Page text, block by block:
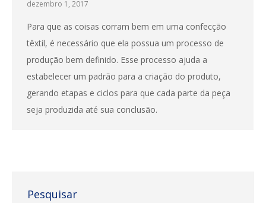
dezembro 1, 2017
Para que as coisas corram bem em uma confecção
têxtil, é necessário que ela possua um processo de
produção bem definido. Esse processo ajuda a
estabelecer um padrão para a criação do produto,
gerando etapas e ciclos para que cada parte da peça
seja produzida até sua conclusão.
Pesquisar